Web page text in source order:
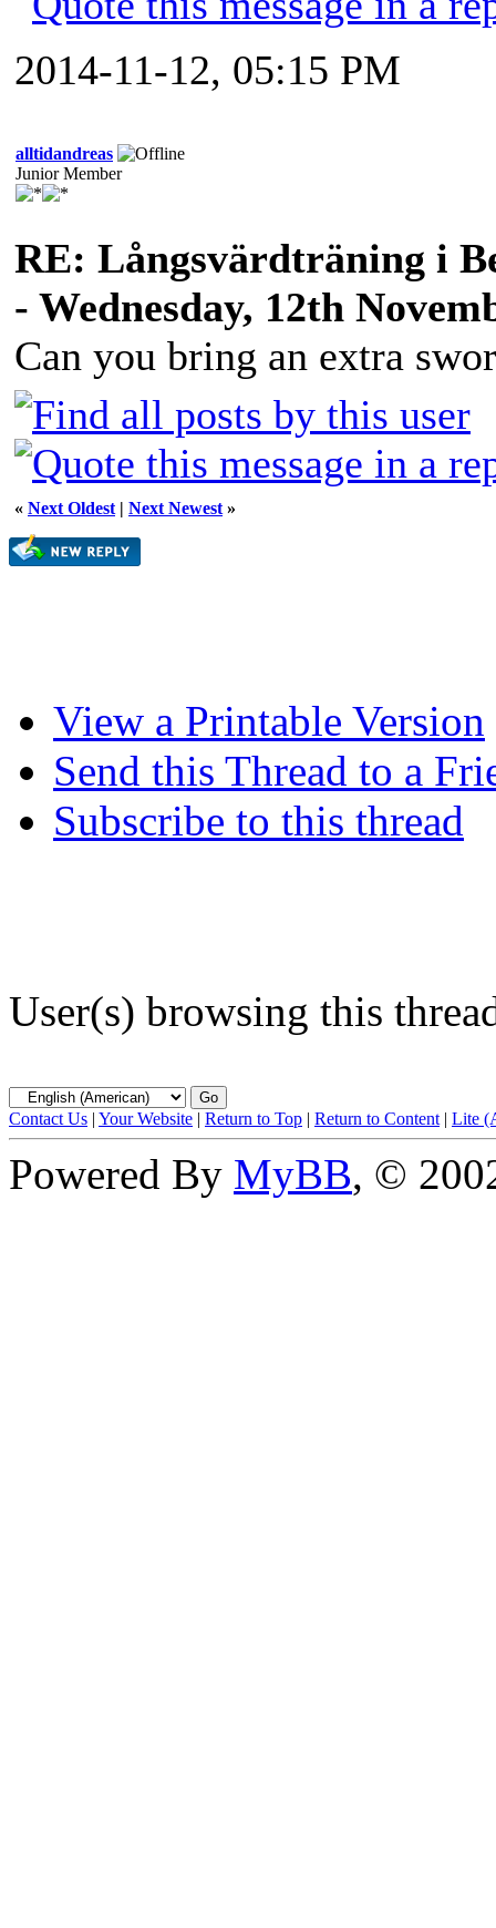
2014-11-12, 05:15 PM
alltidandreas
Junior Member
RE: Långsvärdträning i
- Wednesday, 12th
Can you bring an extra
« Next Oldest | Next Newest »
View a Printable Version
Send this Thread to a
Subscribe to this thread
User(s) browsing this
Contact Us | Your Website | Return to Top | Return to Content | Lite
Powered By MyBB, ©